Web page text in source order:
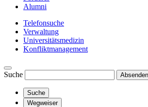
Alumni
Telefonsuche
Verwaltung
Universitätsmedizin
Konfliktmanagement
Suche Absenden
Suche
Wegweiser